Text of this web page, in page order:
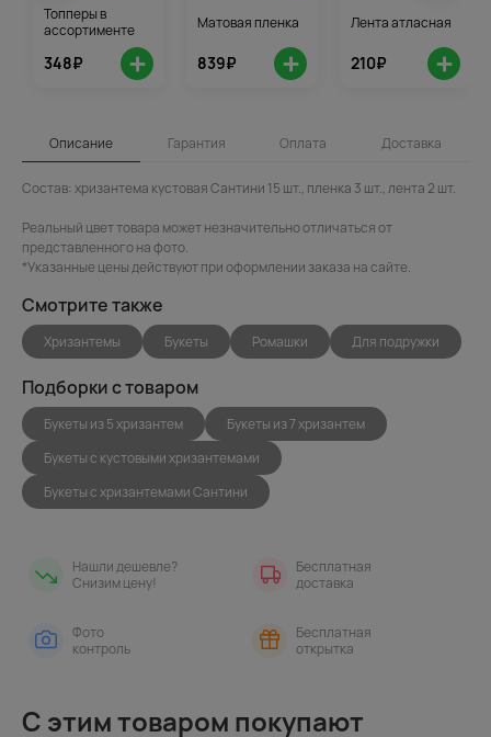
Топперы в
ассортименте
348₽ +
Матовая пленка
839₽ +
Лента атласная
210₽ +
Описание Гарантия Оплата Доставка
Состав: хризантема кустовая Сантини 15 шт., пленка 3 шт., лента 2 шт.
Реальный цвет товара может незначительно отличаться от
представленного на фото.
*Указанные цены действуют при оформлении заказа на сайте.
Смотрите также
Хризантемы Букеты Ромашки Для подружки
Подборки с товаром
Букеты из 5 хризантем
Букеты из 7 хризантем
Букеты с кустовыми хризантемами
Букеты с хризантемами Сантини
Нашли дешевле?
Снизим цену!
Бесплатная
доставка
Фото
контроль
Бесплатная
открытка
С этим товаром покупают